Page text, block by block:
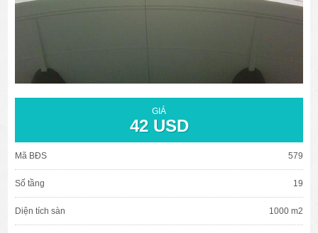
GIÁ
42 USD
Mã BĐS 579
Số tầng 19
Diện tích sàn 1000 m2
văn phòng quận 3